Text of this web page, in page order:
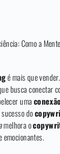
Como a
é mais que
busca conectar
uma
do
melhora o
emocionantes.